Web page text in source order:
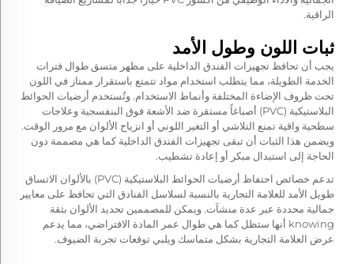
الراقية.
ثبات اللون وطول الأمد
يجب أن تحافظ تجهيزات الفندق الداخلية على مظهر متسق طوال فترات
الخدمة الطويلة، مما يتطلب استخدام مواد تتمتع باستقرار ممتاز في اللون
تحت ظروف الإضاءة المختلفة وأنماط الاستخدام. وتُستخدم أرضيات الحوائط
البلاستيكية (PVC) أصباغاً مستقرة ضد الأشعة فوق البنفسجية وعلاجات
سطحية واقية تمنع التلاشي أو التغير اللوني أو انزياح الألوان مع مرور الوقت.
ويضمن هذا الثبات أن تبقى تجهيزات الفندق الداخلية كما هي مصممة دون
الحاجة إلى استبدال مبكر أو إعادة تشطيب.
تدعم خصائص احتفاظ أرضيات الحوائط البلاستيكية (PVC) بالألوان الاتساق
طويل الأمد للعلامة التجارية بالنسبة لسلاسل الفنادق التي تحافظ على معايير
جمالية محددة عبر عدة منشآت. ويمكن للمصممين تحديد الألوان بثقة
knowing أنها ستظل كما هي طوال عمر المادة الافتراضي، مما يدعم
عرض العلامة التجارية بشكل متماسك ويلبي توقعات تجربة الضيوف.